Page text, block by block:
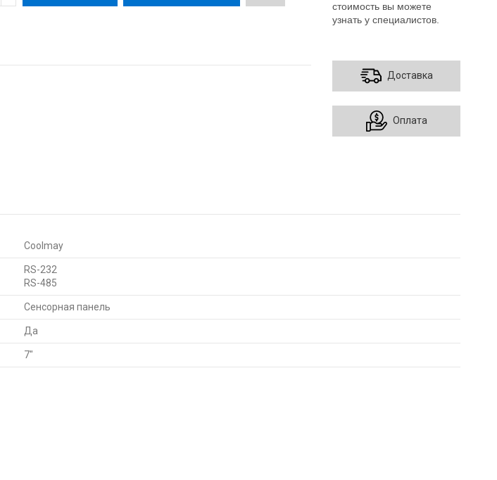
стоимость вы можете
узнать у специалистов.
Доставка
Оплата
Coolmay
RS-232
RS-485
Сенсорная панель
Да
7"